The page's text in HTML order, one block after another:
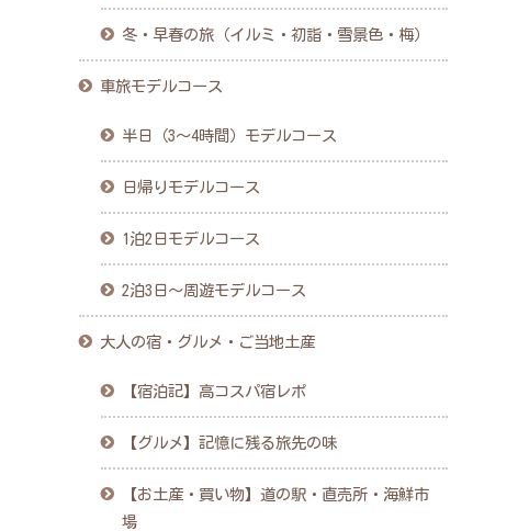
冬・早春の旅（イルミ・初詣・雪景色・梅）
車旅モデルコース
半日（3〜4時間）モデルコース
日帰りモデルコース
1泊2日モデルコース
2泊3日〜周遊モデルコース
大人の宿・グルメ・ご当地土産
【宿泊記】高コスパ宿レポ
【グルメ】記憶に残る旅先の味
【お土産・買い物】道の駅・直売所・海鮮市
場